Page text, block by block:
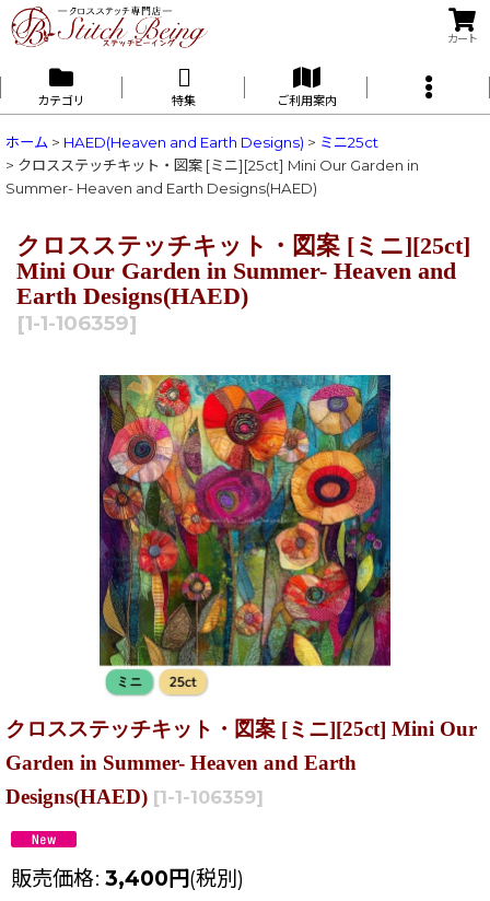
カート
カテゴリ 特集 ご利用案内
ホーム > HAED(Heaven and Earth Designs) > ミニ25ct
> クロスステッチキット・図案 [ミニ][25ct] Mini Our Garden in
Summer- Heaven and Earth Designs(HAED)
クロスステッチキット・図案 [ミニ][25ct]
Mini Our Garden in Summer- Heaven and
Earth Designs(HAED)
[1-1-106359]
クロスステッチキット・図案 [ミニ][25ct] Mini Our
Garden in Summer- Heaven and Earth
Designs(HAED) [1-1-106359]
販売価格: 3,400 円(税別)